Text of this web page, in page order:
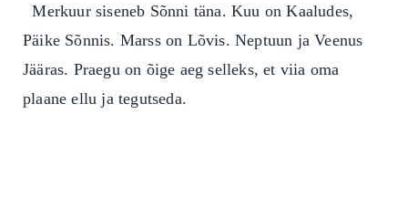
Merkuur siseneb Sõnni täna. Kuu on Kaaludes,
Päike Sõnnis. Marss on Lõvis. Neptuun ja Veenus
Jääras. Praegu on õige aeg selleks, et viia oma
plaane ellu ja tegutseda.